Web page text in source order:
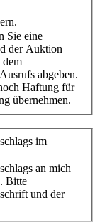
Sie eine
der Auktion
dem
abgeben.
Haftung für
übernehmen.
im
an mich
Bitte
und der